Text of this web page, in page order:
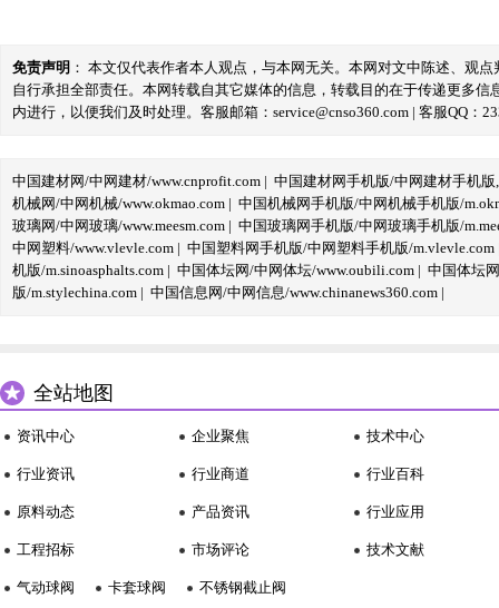
免责声明 ： 本文仅代表作者本人观点，与本网无关。本网对文中陈述、观
自行承担全部责任。本网转载自其它媒体的信息，转载目的在于传递更多
内进行，以便我们及时处理。客服邮箱：service@cnso360.com | 客服QQ：
中国建材网/中网建材/www.cnprofit.com | 中国建材网手机版/中网建材手机版
机械网/中网机械/www.okmao.com | 中国机械网手机版/中网机械手机版/
玻璃网/中网玻璃/www.meesm.com | 中国玻璃网手机版/中网玻璃手机版/
中网塑料/www.vlevle.com | 中国塑料网手机版/中网塑料手机版/m.vlevle.com
机版/m.sinoasphalts.com | 中国体坛网/中网体坛/www.oubili.com | 中国体坛
版/m.stylechina.com | 中国信息网/中网信息/www.chinanews360.com |
全站地图
资讯中心
行业资讯
原料动态
工程招标
企业聚焦
行业商道
产品资讯
市场评论
技术中心
行业百科
行业应用
技术文献
气动球阀 卡套球阀 不锈钢截止阀